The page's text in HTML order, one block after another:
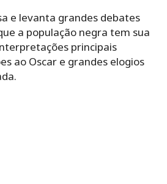
e levanta grandes debates
a população negra tem sua
principais
ao Oscar e grandes elogios